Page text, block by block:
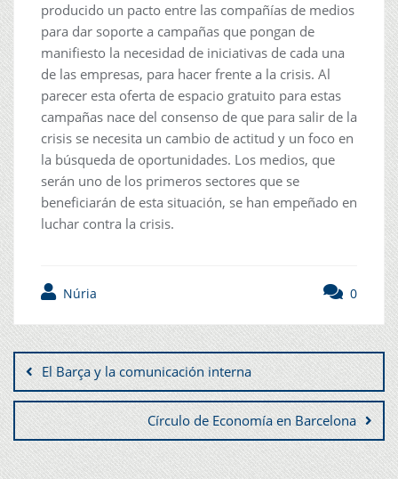
producido un pacto entre las compañías de medios
para dar soporte a campañas que pongan de
manifiesto la necesidad de iniciativas de cada una
de las empresas, para hacer frente a la crisis. Al
parecer esta oferta de espacio gratuito para estas
campañas nace del consenso de que para salir de la
crisis se necesita un cambio de actitud y un foco en
la búsqueda de oportunidades. Los medios, que
serán uno de los primeros sectores que se
beneficiarán de esta situación, se han empeñado en
luchar contra la crisis.
Núria 0
El Barça y la comunicación interna
Círculo de Economía en Barcelona